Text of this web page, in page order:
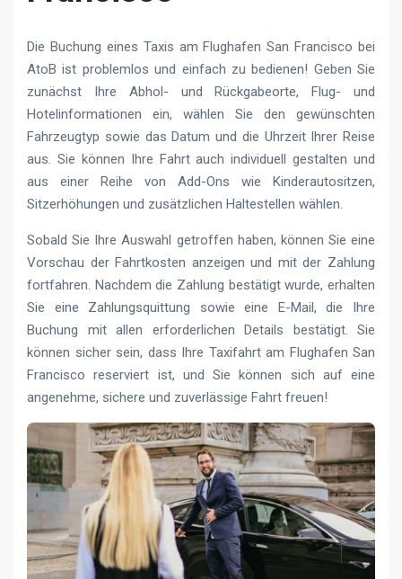
Die Buchung eines Taxis am Flughafen San Francisco bei
AtoB ist problemlos und einfach zu bedienen! Geben Sie
zunächst Ihre Abhol- und Rückgabeorte, Flug- und
Hotelinformationen ein, wählen Sie den gewünschten
Fahrzeugtyp sowie das Datum und die Uhrzeit Ihrer Reise
aus. Sie können Ihre Fahrt auch individuell gestalten und
aus einer Reihe von Add-Ons wie Kinderautositzen,
Sitzerhöhungen und zusätzlichen Haltestellen wählen.
Sobald Sie Ihre Auswahl getroffen haben, können Sie eine
Vorschau der Fahrtkosten anzeigen und mit der Zahlung
fortfahren. Nachdem die Zahlung bestätigt wurde, erhalten
Sie eine Zahlungsquittung sowie eine E-Mail, die Ihre
Buchung mit allen erforderlichen Details bestätigt. Sie
können sicher sein, dass Ihre Taxifahrt am Flughafen San
Francisco reserviert ist, und Sie können sich auf eine
angenehme, sichere und zuverlässige Fahrt freuen!